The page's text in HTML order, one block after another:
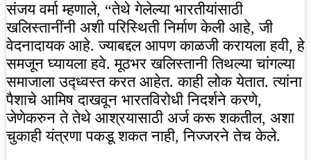
संजय वर्मा म्हणाले, “तेथे गेलेल्या भारतीयांसाठी
खलिस्तानींनी अशी परिस्थिती निर्माण केली आहे, जी
वेदनादायक आहे. ज्याबद्दल आपण काळजी करायला हवी, हे
समजून घ्यायला हवे. मूठभर खलिस्तानी तिथल्या चांगल्या
समाजाला उद्ध्वस्त करत आहेत. काही लोक येतात. त्यांना
पैशाचे आमिष दाखवून भारतविरोधी निदर्शने करणे,
जेणेकरुन ते तेथे आश्रयासाठी अर्ज करू शकतील, अशा
चुकाही यंत्रणा पकडू शकत नाही, निज्जरने तेच केले.